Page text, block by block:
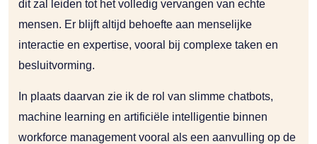
dit zal leiden tot het volledig vervangen van echte
mensen. Er blijft altijd behoefte aan menselijke
interactie en expertise, vooral bij complexe taken en
besluitvorming.
In plaats daarvan zie ik de rol van slimme chatbots,
machine learning en artificiële intelligentie binnen
workforce management vooral als een aanvulling op de